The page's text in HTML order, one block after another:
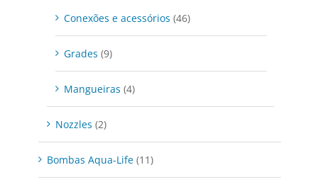
Conexões e acessórios (46)
Grades (9)
Mangueiras (4)
Nozzles (2)
Bombas Aqua-Life (11)